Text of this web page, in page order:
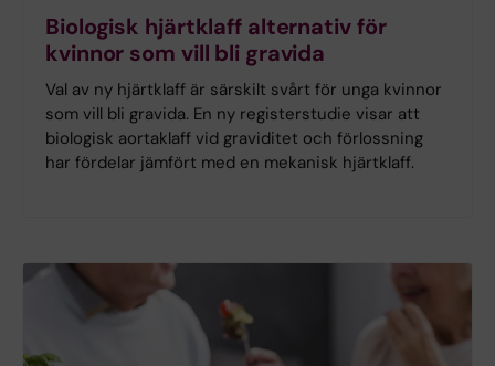
Biologisk hjärtklaff alternativ för
kvinnor som vill bli gravida
Val av ny hjärtklaff är särskilt svårt för unga kvinnor
som vill bli gravida. En ny registerstudie visar att
biologisk aortaklaff vid graviditet och förlossning
har fördelar jämfört med en mekanisk hjärtklaff.